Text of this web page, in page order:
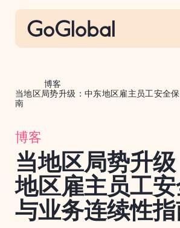
博客
当地区局势升级：中东地区雇主员工安全
南
博客
当地区局势升
地区雇主员工
与业务连续性